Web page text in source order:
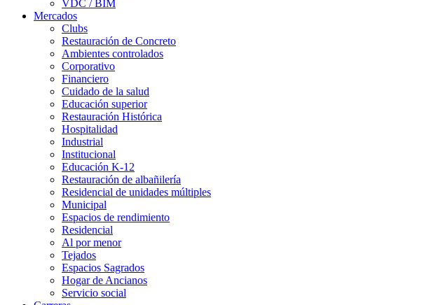
VDC / BIM
Mercados
Clubs
Restauración de Concreto
Ambientes controlados
Corporativo
Financiero
Cuidado de la salud
Educación superior
Restauración Histórica
Hospitalidad
Industrial
Institucional
Educación K-12
Restauración de albañilería
Residencial de unidades múltiples
Municipal
Espacios de rendimiento
Residencial
Al por menor
Tejados
Espacios Sagrados
Hogar de Ancianos
Servicio social